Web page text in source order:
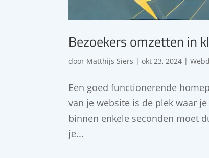
Bezoekers omzetten in
door Matthijs Siers |okt 23, 2024 |
Een goed functionerende
van je website is de plek waar
binnen enkele seconden moet
je...